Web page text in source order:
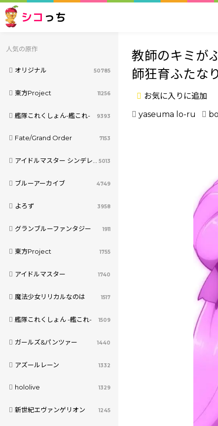
シコ っち
人気の原作
オリジナル 50785
東方Project 11256
艦隊これくしょん-艦これ- 9393
Fate/Grand Order 7153
アイドルマスター シンデレラガールズ 5013
ブルーアーカイブ 4749
よろず 3958
グランブルーファンタジー 1911
東方Project 1755
アイドルマスター 1740
魔法少女リリカルなのは 1517
艦隊これくしょん -艦これ- 1509
ガールズ&パンツァー 1440
アズールレーン 1332
hololive 1329
新世紀エヴァンゲリオン 1245
教師のキミが
師狂育ふたな
お気に入りに追加
yaseuma lo-ru